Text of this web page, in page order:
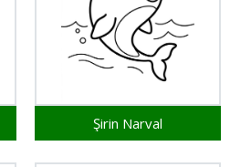
Şirin Narval